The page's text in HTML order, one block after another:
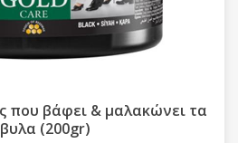
που βάφει & μαλακώνει τα
(200gr)